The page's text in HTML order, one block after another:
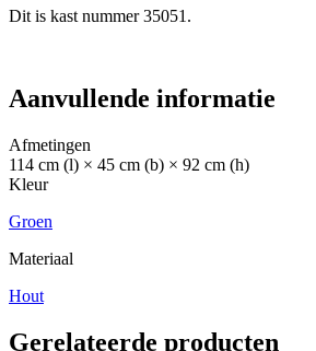
Dit is kast nummer 35051.
Aanvullende informatie
Afmetingen
114 cm (l) × 45 cm (b) × 92 cm (h)
Kleur
Groen
Materiaal
Hout
Gerelateerde producten